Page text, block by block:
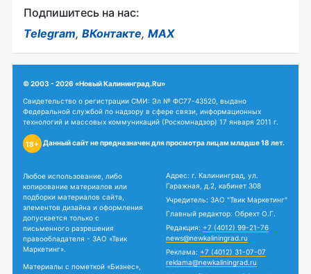
Подпишитесь на нас:
Telegram, ВКонтакте, MAX
© 2003 - 2026 «Новый Калининград.Ru»
Свидетельство о регистрации СМИ: Эл № ФС77-43520, выдано
Федеральной службой по надзору в сфере связи, информационных
технологий и массовых коммуникаций (Роскомнадзор) 17 января 2011 г.
18+ Данный сайт не предназначен для просмотра лицам младше 18 лет.
Любое использование, либо
копирование материалов или
подборки материалов сайта,
элементов дизайна и оформления
допускается только с
письменного разрешения
правообладателя - ЗАО «Твик
Маркетинг».
Материалы с пометкой «Бизнес»,
Адрес: г. Калининград, ул.
Гаражная, д.2, кабинет 308
Учредитель: ЗАО "Твик Маркетинг"
Главный редактор: Обрехт О.Г.
Редакция: +7 (4012) 99-21-76
news@newkaliningrad.ru
Реклама: +7 (4012) 31-07-07
reklama@newkaliningrad.ru